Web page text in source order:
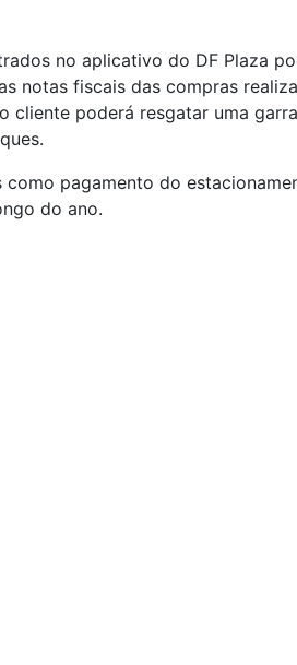
no aplicativo do DF Plaza
notas fiscais das compras
poderá resgatar uma
pagamento do
do ano.